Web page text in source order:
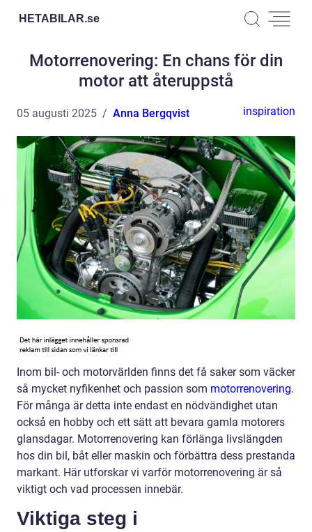
HETABILAR.se
Motorrenovering: En chans för din
motor att återuppstå
05 augusti 2025 Anna Bergqvist inspiration
Inom bil- och motorvärlden finns det få saker som väcker
så mycket nyfikenhet och passion som motorrenovering.
För många är detta inte endast en nödvändighet utan
också en hobby och ett sätt att bevara gamla motorers
glansdagar. Motorrenovering kan förlänga livslängden
hos din bil, båt eller maskin och förbättra dess prestanda
markant. Här utforskar vi varför motorrenovering är så
viktigt och vad processen innebär.
Viktiga steg i